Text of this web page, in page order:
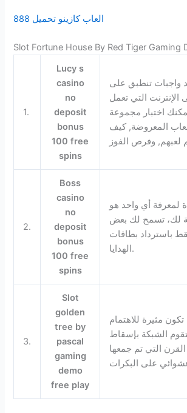
العاب كازينو تحميل 888
Slot Fortune House By Red Tiger Gaming
1.
Lucy s
casino
no
deposit
bonus
100 free
spins
واجبات تنطبق على
الإنترنت التي تعمل
اختبار مجموعة
المعروضة, كيف
2.
Boss
casino
no
deposit
bonus
100 free
spins
لمعرفة أي واحد هو
لك، تسمح لك بعض
باسترداد بطاقات
الهدايا.
3.
Slot
golden
tree by
pascal
gaming
demo
free play
مثيرة للاهتمام
الشبكة بإسقاط
التي تم جمعها